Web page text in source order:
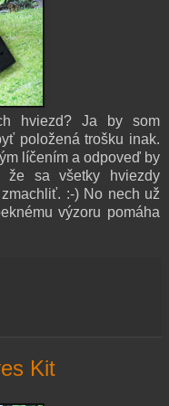
hviezd? Ja by som
položená trošku inak.
líčením a odpoveď by
že sa všetky hviezdy
:-) No nech už
výzoru pomáha
Kit